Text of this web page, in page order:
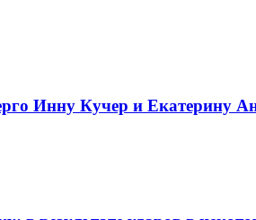
Инну Кучер и Екатерину